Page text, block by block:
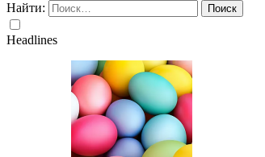
Найти:
Headlines